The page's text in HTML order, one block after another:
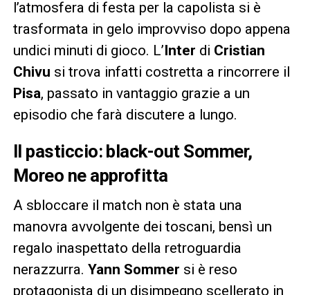
l’atmosfera di festa per la capolista si è
trasformata in gelo improvviso dopo appena
undici minuti di gioco. L’Inter di Cristian
Chivu si trova infatti costretta a rincorrere il
Pisa, passato in vantaggio grazie a un
episodio che farà discutere a lungo.
Il pasticcio: black-out Sommer,
Moreo ne approfitta
A sbloccare il match non è stata una
manovra avvolgente dei toscani, bensì un
regalo inaspettato della retroguardia
nerazzurra. Yann Sommer si è reso
protagonista di un disimpegno scellerato in